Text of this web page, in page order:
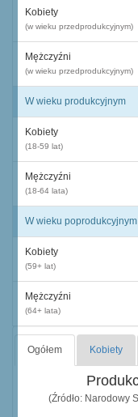
Kobiety
(w wieku przedprodukcyjnym)
Mężczyźni
(w wieku przedprodukcyjnym)
W wieku produkcyjnym
Kobiety
(18-59 lat)
Mężczyźni
(18-64 lata)
W wieku poprodukcyjnym
Kobiety
(59+ lat)
Mężczyźni
(64+ lata)
Ogółem Kobiety
(Źródło: Narodowy